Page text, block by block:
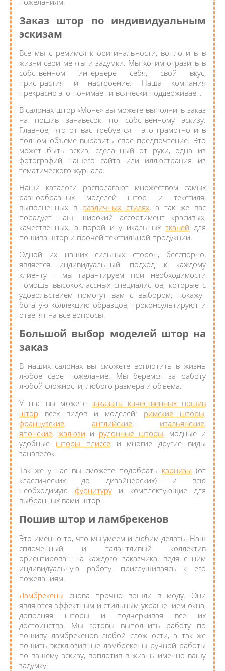
Заказ штор по индивидуальным
эскизам
Все мы стремимся к оригинальности, воплотить в
жизни свои мечты и задумки. Мы хотим отразить в
собственном интерьере себя, свой вкус,
пристрастия и настроение. Наша компания
прекрасно это понимает и всячески поддерживает.
В салонах штор «Моне» вы можете выполнить заказ
на пошив занавесок по собственному эскизу.
Главное, что от вас требуется – это грамотно и в
полном объеме выразить свое предпочтение. Это
может быть эскиз, сделанный от руки, одна из
фотографий нашего сайта или иллюстрация из
тематического журнала.
Наши каталоги располагают множеством самых
разнообразных моделей штор и текстиля,
выполненных в различных стилях, а так же вас
порадует наш широкий ассортимент красивых,
качественных, а порой и уникальныхтканей для
пошива штор и прочей текстильной продукции.
Одной их наших сильных сторон, бесспорно,
является индивидуальный подход к каждому
клиенту - мы гарантируем при необходимости
помощь высококлассных специалистов, которые с
удовольствием помогут вам с выбором, покажут
богатую коллекцию образцов, проконсультируют и
ответят на все вопросы.
Большой выбор моделей штор на
заказ
В наших салонах вы сможете воплотить в жизнь
любое свое пожелание. Мы беремся за работу
любой сложности, любого размера и объема.
У нас вы можете заказать качественных пошив
штор всех видов и моделей: римские шторы,
французские, английские, итальянские,
японские, жалюзи и рулонные шторы, модные и
удобные шторы плиссеи многие другие виды
занавесок.
Так же у нас вы сможете подобрать карнизы (от
классических до дизайнерских) и всю
необходимую фурнитуруи комплектующие для
выбранных вами штор.
Пошив штор и ламбрекенов
Это именно то, что мы умеем и любим делать. Наш
сплоченный и талантливый коллектив
ориентирован на каждого заказчика, ведя с ним
индивидуальную работу, прислушиваясь к его
пожеланиям.
Ламбрекены снова прочно вошли в моду. Они
являются эффектным и стильным украшением окна,
дополняя шторы и подчеркивая все их
достоинства. Мы готовы выполнить работу по
пошиву ламбрекенов любой сложности, а так же
пошить эксклюзивные ламбрекены ручной работы
по вашему эскизу, воплотив в жизнь именно вашу
задумку.